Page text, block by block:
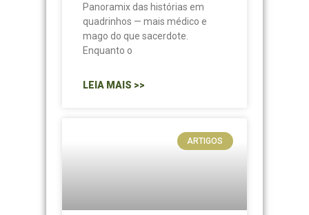
Panoramix das histórias em
quadrinhos — mais médico e
mago do que sacerdote.
Enquanto o
LEIA MAIS >>
ARTIGOS